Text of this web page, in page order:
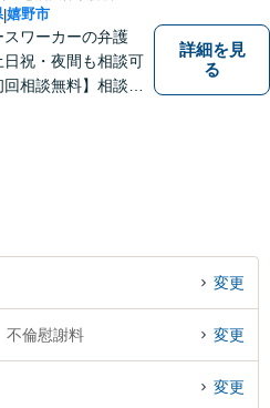
|嬉野市
スワーカーの弁護
日祝・夜間も相談可
相談無料】相談者
詳細を見
る
変更
不倫慰謝料 変更
変更